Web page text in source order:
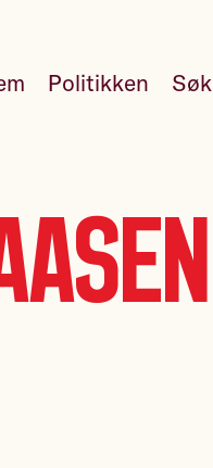
Politikken Søk